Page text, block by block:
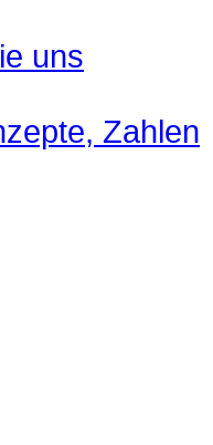
uns
Zahlen